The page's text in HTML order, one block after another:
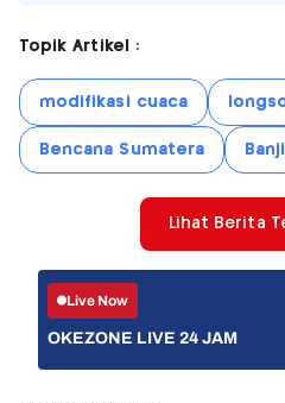
Topik Artikel :
modifikasi cuaca
Bencana Sumatera
Lihat Berita
Live Now
OKEZONE LIVE 24 JAM